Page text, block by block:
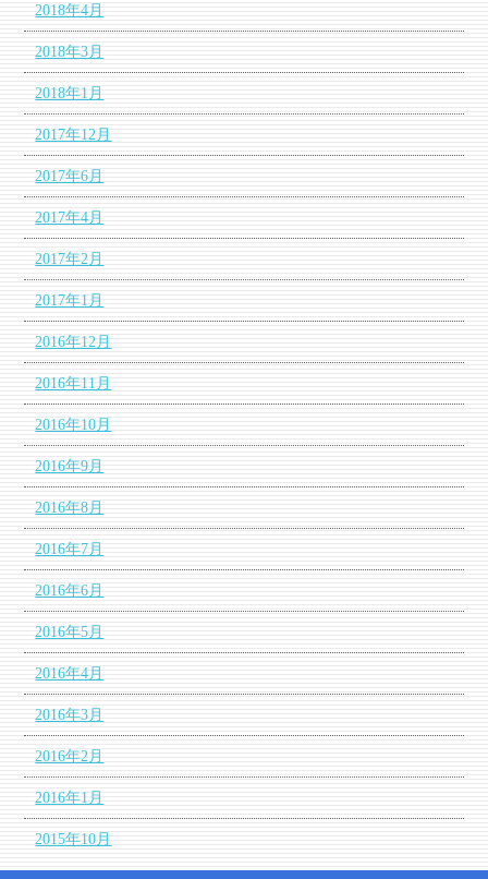
2018年4月
2018年3月
2018年1月
2017年12月
2017年6月
2017年4月
2017年2月
2017年1月
2016年12月
2016年11月
2016年10月
2016年9月
2016年8月
2016年7月
2016年6月
2016年5月
2016年4月
2016年3月
2016年2月
2016年1月
2015年10月